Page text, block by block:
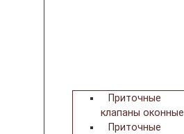
Приточные
клапаны оконные
Приточные